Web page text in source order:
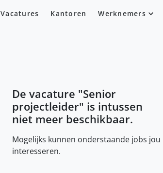
Vacatures Kantoren Werknemers
De vacature "Senior
projectleider" is intussen
niet meer beschikbaar.
Mogelijks kunnen onderstaande jobs jou
interesseren.